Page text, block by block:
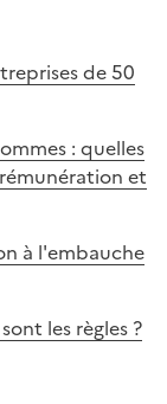
de 50
: quelles
et
à l'embauche
les règles ?